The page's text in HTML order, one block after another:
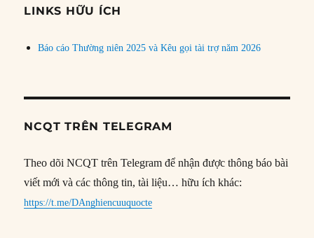
đề
LINKS HỮU ÍCH
Báo cáo Thường niên 2025 và Kêu gọi tài trợ năm 2026
NCQT TRÊN TELEGRAM
Theo dõi NCQT trên Telegram để nhận được thông báo bài
viết mới và các thông tin, tài liệu… hữu ích khác:
https://t.me/DAnghiencuuquocte